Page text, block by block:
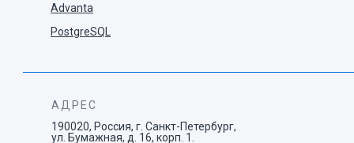
Advanta
PostgreSQL
АДРЕС
190020, Россия, г. Санкт-Петербург,
ул. Бумажная, д. 16, корп. 1.